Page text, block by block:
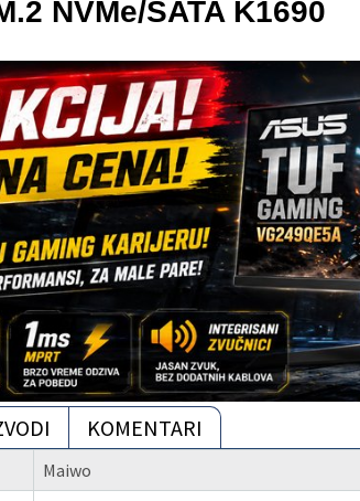
NVMe/SATA K1690
KOMENTARI
Maiwo